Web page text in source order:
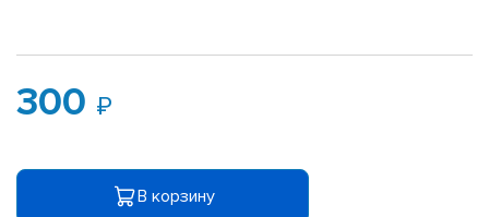
300
В корзину